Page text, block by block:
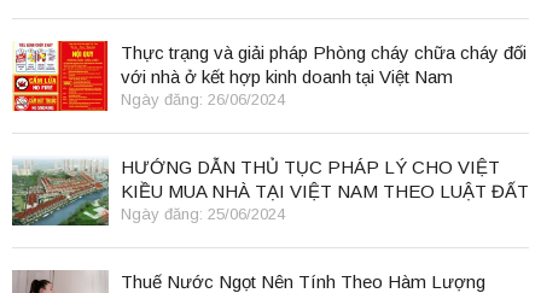
Thực trạng và giải pháp Phòng cháy chữa cháy đối
với nhà ở kết hợp kinh doanh tại Việt Nam
Ngày đăng: 26/06/2024
HƯỚNG DẪN THỦ TỤC PHÁP LÝ CHO VIỆT
KIỀU MUA NHÀ TẠI VIỆT NAM THEO LUẬT ĐẤT
ĐAI 2024
Ngày đăng: 25/06/2024
Thuế Nước Ngọt Nên Tính Theo Hàm Lượng